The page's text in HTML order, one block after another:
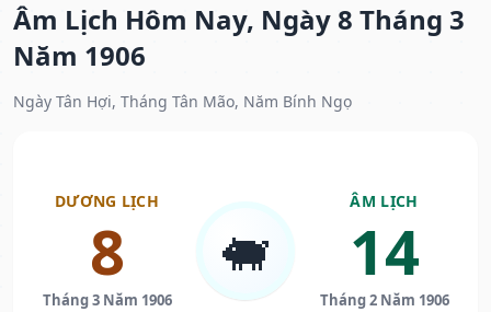
Âm Lịch Hôm Nay, Ngày 8 Tháng 3
Năm 1906
Ngày Tân Hợi, Tháng Tân Mão, Năm Bính Ngọ
DƯƠNG LỊCH
8
Tháng 3 Năm 1906
🐖
ÂM LỊCH
14
Tháng 2 Năm 1906